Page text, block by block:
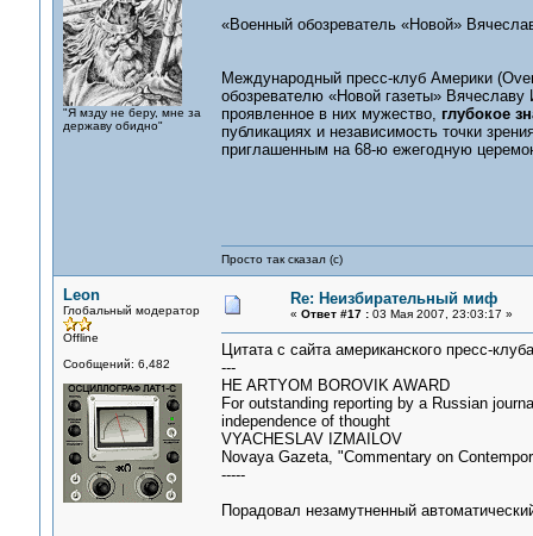
"Я мзду не беру, мне за
державу обидно"
«Военный обозреватель «Новой»
Международный пресс-клуб Америки
обозревателю «Новой газеты»
проявленное в них мужество, глубокое
публикациях и независимость точки
приглашенным на 68-ю ежегодную
Просто так сказал (с)
Leon
Глобальный модератор
Offline
Сообщений: 6,482
Re: Неизбирательный миф
« Ответ #17 :03 Мая 2007, 23:03:17 »
Цитата с сайта американского пресс-
---
HE ARTYOM BOROVIK AWARD
For outstanding reporting by a Russian
independence of thought
VYACHESLAV IZMAILOV
Novaya Gazeta, "Commentary on
-----
Порадовал незамутненный